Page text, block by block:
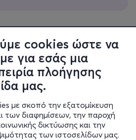
cookies ώστε να
για εσάς μια
πλοήγησης
μας.
με σκοπό την εξατομίκευση
των διαφημίσεων, την παροχή
δικτύωσης και την
των ιστοσελίδων μας.